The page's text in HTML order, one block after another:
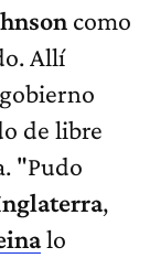
como
Allí
de libre
"Pudo
,
lo